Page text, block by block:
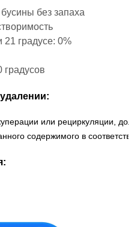
без запаха
21 градусе: 0%
градусов
или рециркуляции,
содержимого в